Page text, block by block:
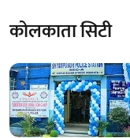
कोलकाता सिटी